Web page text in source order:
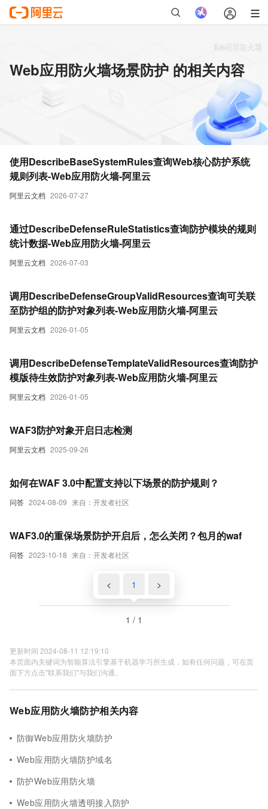
Web应用防火墙场景防护 的相关内容
阿里云文档 2026-07-27
使用DescribeBaseSystemRules查询Web核心防护系统
规则列表-Web应用防火墙-阿里云
阿里云文档 2026-07-03
通过DescribeDefenseRuleStatistics查询防护模块的规则
统计数据-Web应用防火墙-阿里云
阿里云文档 2026-01-05
调用DescribeDefenseGroupValidResources查询可关联
至防护组的防护对象列表-Web应用防火墙-阿里云
阿里云文档 2026-01-05
调用DescribeDefenseTemplateValidResources查询防护
模版待生效防护对象列表-Web应用防火墙-阿里云
阿里云文档 2025-09-26
WAF3防护对象开启日志检测
问答 2024-08-09 来自：开发者社区
如何在WAF 3.0中配置支持以下场景的防护规则？
问答 2023-10-18 来自：开发者社区
WAF3.0的重保场景防护开启后，怎么关闭？包月的waf
< 1 >
1 / 1
更新时间 2024-08-11 12:19:10
本页面内关键词为智能算法引擎基于机器学习所生成，如有任何问题，可在页
面下方点击"联系我们"与我们沟通。
Web应用防火墙防护相关内容
防御Web应用防火墙防护
Web应用防火墙防护域名
防护Web应用防火墙
Web应用防火墙透明接入防护